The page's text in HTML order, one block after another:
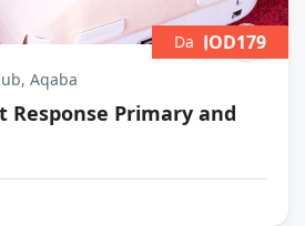
Aqaba
Response Primary and
Da JOD179